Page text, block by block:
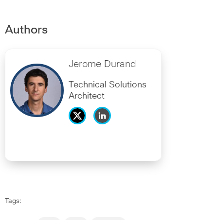
Authors
Jerome Durand
Technical Solutions
Architect
Tags: